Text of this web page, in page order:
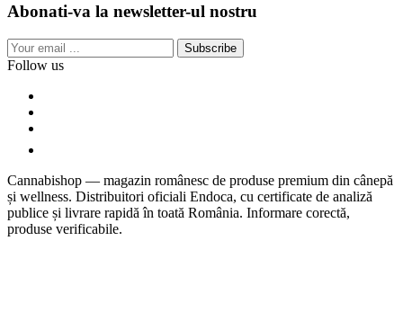
Abonati-va la newsletter-ul nostru
Subscribe
Follow us
Cannabishop — magazin românesc de produse premium din cânepă
și wellness. Distribuitori oficiali Endoca, cu certificate de analiză
publice și livrare rapidă în toată România. Informare corectă,
produse verificabile.